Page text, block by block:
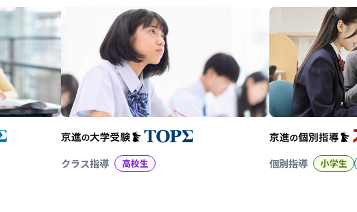
クラス指導 高校生 個別指導 小学生